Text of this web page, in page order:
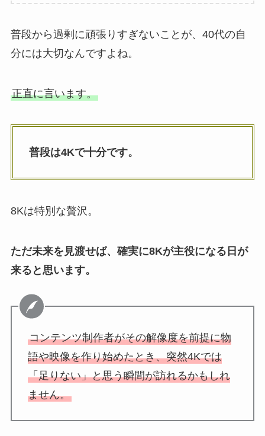
普段から過剰に頑張りすぎないことが、40代の自
分には大切なんですよね。
正直に言います。
普段は4Kで十分です。
8Kは特別な贅沢。
ただ未来を見渡せば、確実に8Kが主役になる日が
来ると思います。
コンテンツ制作者がその解像度を前提に物
語や映像を作り始めたとき、突然4Kでは
「足りない」と思う瞬間が訪れるかもしれ
ません。